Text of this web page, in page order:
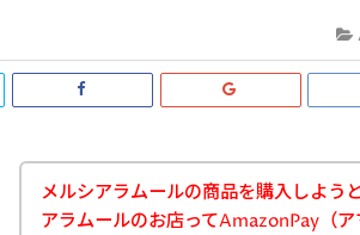
メルシアラムールの商品を購入しよう
アラムールのお店ってAmazonPay（